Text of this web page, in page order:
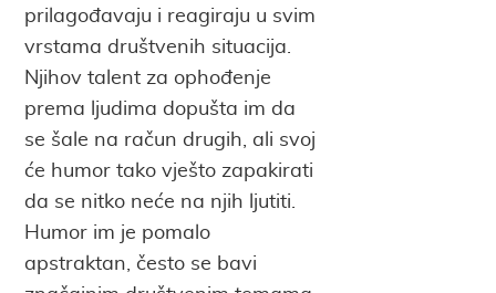
prilagođavaju i reagiraju u svim
vrstama društvenih situacija.
Njihov talent za ophođenje
prema ljudima dopušta im da
se šale na račun drugih, ali svoj
će humor tako vješto zapakirati
da se nitko neće na njih ljutiti.
Humor im je pomalo
apstraktan, često se bavi